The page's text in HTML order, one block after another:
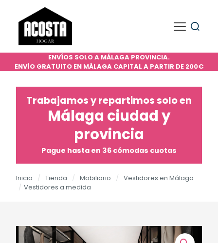
ENVÍOS SOLO A MÁLAGA PROVINCIA.
ENVÍO GRATUITO EN MÁLAGA CAPITAL A PARTIR DE 200€
Trabajamos y repartimos solo en
Málaga ciudad y
provincia
Pague hasta en 36 cómodas cuotas
Inicio / Tienda / Mobiliario / Vestidores en Málaga
/ Vestidores a medida